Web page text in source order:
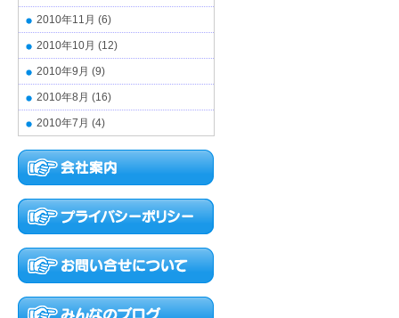
2010年11月 (6)
2010年10月 (12)
2010年9月 (9)
2010年8月 (16)
2010年7月 (4)